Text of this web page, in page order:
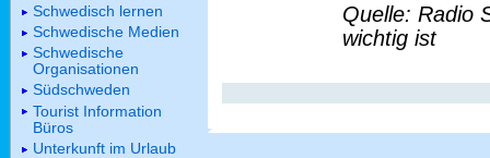
Quelle: Radio
wichtig ist
Schwedisch lernen
Schwedische Medien
Schwedische
Organisationen
Südschweden
Tourist Information
Büros
Unterkunft im Urlaub